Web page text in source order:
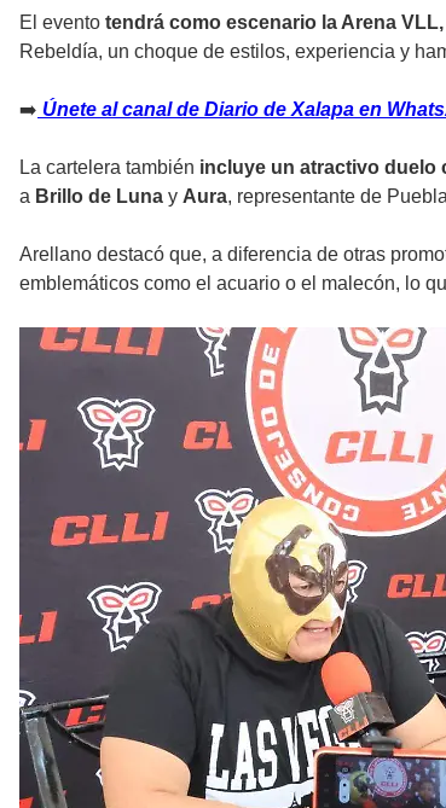
El evento tendrá como escenario la Arena
Rebeldía, un choque de estilos, experiencia y
➡️ Únete al canal de Diario de Xalapa en
La cartelera también incluye un atractivo duelo
a Brillo de Luna y Aura, representante de
Arellano destacó que, a diferencia de otras
emblemáticos como el acuario o el malecón, lo